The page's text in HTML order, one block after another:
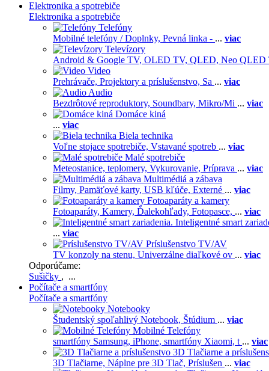
Elektronika a spotrebiče
Elektronika a spotrebiče
Telefóny
Mobilné telefóny / Doplnky, Pevná linka - ... viac
Televízory
Android & Google TV, OLED TV, QLED, Neo QLED
Video
Prehrávače, Projektory a príslušenstvo, Sa ... viac
Audio
Bezdrôtové reproduktory, Soundbary, Mikro/Mi ... viac
Domáce kiná
... viac
Biela technika
Voľne stojace spotrebiče, Vstavané spotreb ... viac
Malé spotrebiče
Meteostanice, teplomery, Vykurovanie, Príprava ... viac
Multimédiá a zábava
Filmy, Pamäťové karty, USB kľúče, Externé ... viac
Fotoaparáty a kamery
Fotoaparáty, Kamery, Ďalekohľady, Fotopasce, ... viac
Inteligentné smart
... viac
Príslušenstvo TV/AV
TV konzoly na stenu, Univerzálne diaľkové ov ... viac
Odporúčame:
Sušičky , ...
Počítače a smartfóny
Počítače a smartfóny
Notebooky
Študentský spoľahlivý Notebook, Štúdium ... viac
Mobilné Telefóny
smartfóny Samsung, iPhone, smartfóny Xiaomi, t ... viac
3D Tlačiarne a
3D Tlačiarne, Náplne pre 3D Tlač, Príslušen ... viac